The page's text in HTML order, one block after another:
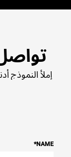
إملأ النموذج
NAME
*